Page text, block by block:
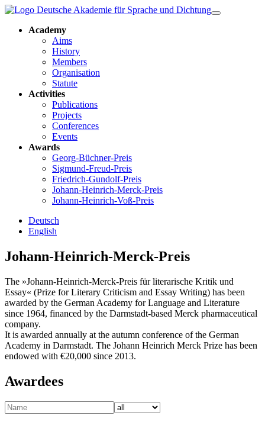
Academy
Aims
History
Members
Organisation
Statute
Activities
Publications
Projects
Conferences
Events
Awards
Georg-Büchner-Preis
Sigmund-Freud-Preis
Friedrich-Gundolf-Preis
Johann-Heinrich-Merck-Preis
Johann-Heinrich-Voß-Preis
Deutsch
English
Johann-Heinrich-Merck-Preis
The »Johann-Heinrich-Merck-Preis für literarische Kritik und
Essay« (Prize for Literary Criticism and Essay Writing) has been
awarded by the German Academy for Language and Literature
since 1964, financed by the Darmstadt-based Merck pharmaceutical
company.
It is awarded annually at the autumn conference of the German
Academy in Darmstadt. The Johann Heinrich Merck Prize has been
endowed with €20,000 since 2013.
Awardees